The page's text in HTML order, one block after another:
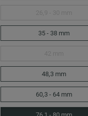
35 - 38 mm
48,3 mm
60,3 - 64 mm